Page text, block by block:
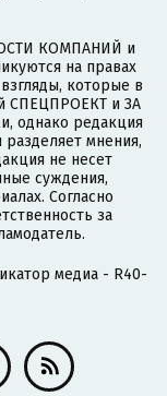
КОМПАНИЙ и
на правах
которые в
СПЕЦПРОЕКТ и ЗА
однако редакция
разделяет мнения,
не несет
суждения,
Согласно
за
медиа - R40-